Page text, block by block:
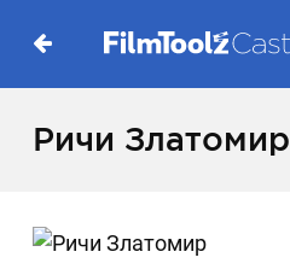
Ричи Златомир